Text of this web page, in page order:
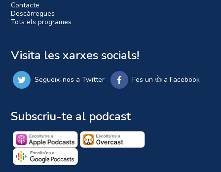
Contacte
Descàrregues
Tots els programes
Visita les xarxes socials!
Segueix-nos a Twitter Fes un 👍 a Facebook
Subscriu-te al podcast